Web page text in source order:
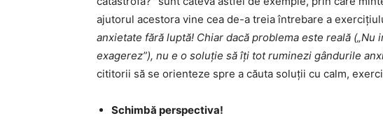
ajutorul acestora vine cea de-a treia întrebare a
anxietate fără luptă! Chiar dacă problema este reală („Nu
exagerez”), nu e o soluție să îți tot ruminezi gândurile
cititorii să se orienteze spre a căuta soluții cu calm,
Schimbă perspectiva!